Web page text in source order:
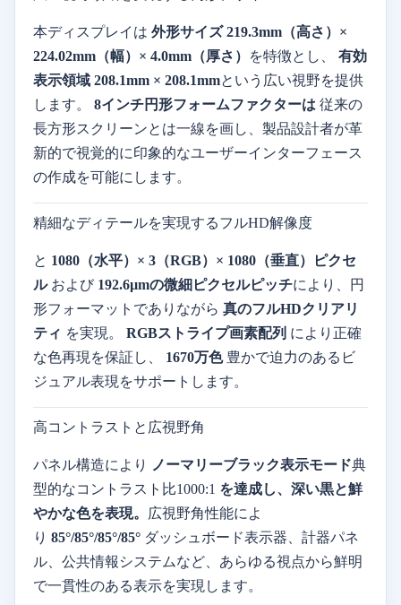
本ディスプレイは 外形サイズ 219.3mm（高さ）×
224.02mm（幅）× 4.0mm（厚さ）
を特徴とし、 有効
表示領域 208.1mm × 208.1mmという広い視野を提供
します。 8インチ円形フォームファクターは 従来の
長方形スクリーンとは一線を画し、製品設計者が革
新的で視覚的に印象的なユーザーインターフェース
の作成を可能にします。
精細なディテールを実現するフルHD解像度
と 1080（水平）× 3（RGB）× 1080（垂直）ピクセ
ルおよび 192.6µmの微細ピクセルピッチにより、円
形フォーマットでありながら 真のフルHDクリアリ
ティ を実現。 RGBストライプ画素配列 により正確
な色再現を保証し、 1670万色豊かで迫力のあるビ
ジュアル表現をサポートします。
高コントラストと広視野角
パネル構造により ノーマリーブラック表示モード典
型的なコントラスト比1000:1 を達成し、深い黒と鮮
やかな色を表現。
広視野角性能によ
り 85°/85°/85°/85° ダッシュボード表示器、計器パネ
ル、公共情報システムなど、あらゆる視点から鮮明
で一貫性のある表示を実現します。